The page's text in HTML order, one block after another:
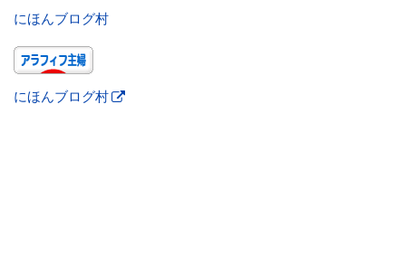
にほんブログ村
にほんブログ村